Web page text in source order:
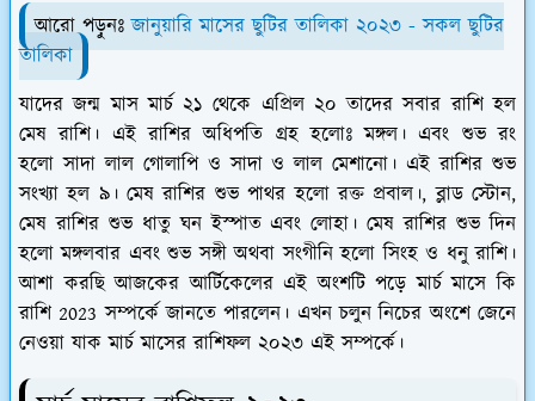
আরো পড়ুনঃজানুয়ারি মাসের ছুটির তালিকা ২০২৩ - সকল ছুটির
তালিকা
যাদের জন্ম মাস মার্চ ২১ থেকে এপ্রিল ২০ তাদের সবার রাশি হল
মেষ রাশি। এই রাশির অধিপতি গ্রহ হলোঃ মঙ্গল। এবং শুভ রং
হলো সাদা লাল গোলাপি ও সাদা ও লাল মেশানো। এই রাশির শুভ
সংখ্যা হল ৯। মেষ রাশির শুভ পাথর হলো রক্ত প্রবাল।, ব্লাড স্টোন,
মেষ রাশির শুভ ধাতু ঘন ইস্পাত এবং লোহা। মেষ রাশির শুভ দিন
হলো মঙ্গলবার এবং শুভ সঙ্গী অথবা সংগীনি হলো সিংহ ও ধনু রাশি।
আশা করছি আজকের আর্টিকেলের এই অংশটি পড়ে মার্চ মাসে কি
রাশি 2023 সম্পর্কে জানতে পারলেন। এখন চলুন নিচের অংশে জেনে
নেওয়া যাক মার্চ মাসের রাশিফল ২০২৩ এই সম্পর্কে।